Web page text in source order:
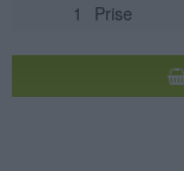
1
Prise